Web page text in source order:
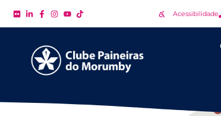
Acessibilidade